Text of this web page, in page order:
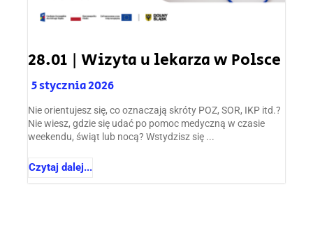
28.01 | Wizyta u lekarza w Polsce
5 stycznia 2026
Nie orientujesz się, co oznaczają skróty POZ, SOR, IKP itd.?
Nie wiesz, gdzie się udać po pomoc medyczną w czasie
weekendu, świąt lub nocą? Wstydzisz się ...
Czytaj dalej...